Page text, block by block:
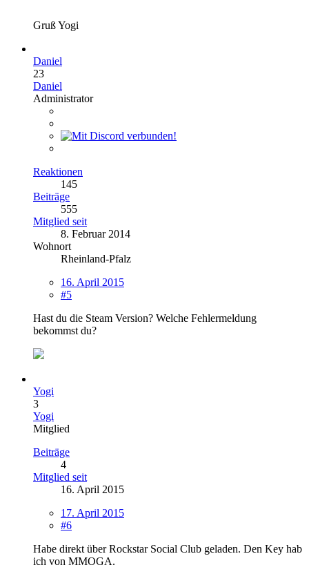
Gruß Yogi
Daniel
23
Daniel
Administrator
Reaktionen
145
Beiträge
555
Mitglied seit
8. Februar 2014
Wohnort
Rheinland-Pfalz
16. April 2015
#5
Hast du die Steam Version? Welche Fehlermeldung
bekommst du?
Yogi
3
Yogi
Mitglied
Beiträge
4
Mitglied seit
16. April 2015
17. April 2015
#6
Habe direkt über Rockstar Social Club geladen. Den Key hab
ich von MMOGA.